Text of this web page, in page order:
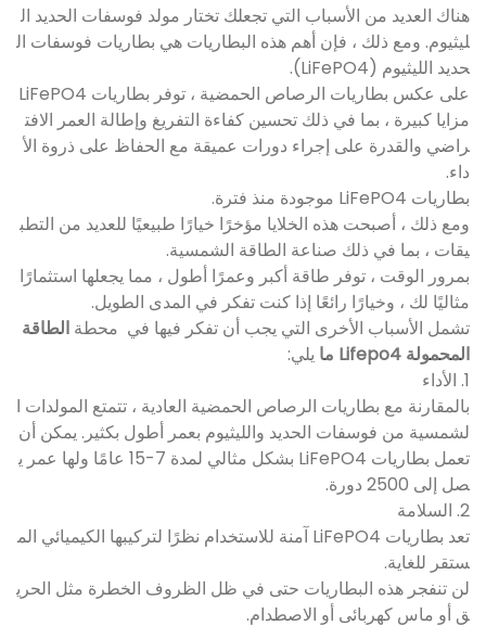
هناك العديد من الأسباب التي تجعلك تختار مولد فوسفات الحديد ال
ليثيوم. ومع ذلك ، فإن أهم هذه البطاريات هي بطاريات فوسفات ال
حديد الليثيوم (LiFePO4).
على عكس بطاريات الرصاص الحمضية ، توفر بطاريات LiFePO4
مزايا كبيرة ، بما في ذلك تحسين كفاءة التفريغ وإطالة العمر الافت
راضي والقدرة على إجراء دورات عميقة مع الحفاظ على ذروة الأ
داء.
بطاريات LiFePO4 موجودة منذ فترة.
ومع ذلك ، أصبحت هذه الخلايا مؤخرًا خيارًا طبيعيًا للعديد من التطب
يقات ، بما في ذلك صناعة الطاقة الشمسية.
بمرور الوقت ، توفر طاقة أكبر وعمرًا أطول ، مما يجعلها استثمارًا
مثاليًا لك ، وخيارًا رائعًا إذا كنت تفكر في المدى الطويل.
تشمل الأسباب الأخرى التي يجب أن تفكر فيها في محطة الطاقة
المحمولة Lifepo4 ما
يلي:
1. الأداء
بالمقارنة مع بطاريات الرصاص الحمضية العادية ، تتمتع المولدات ا
لشمسية من فوسفات الحديد والليثيوم بعمر أطول بكثير. يمكن أن
تعمل بطاريات LiFePO4 بشكل مثالي لمدة 7-15 عامًا ولها عمر ي
صل إلى 2500 دورة.
2. السلامة
تعد بطاريات LiFePO4 آمنة للاستخدام نظرًا لتركيبها الكيميائي الم
ستقر للغاية.
لن تنفجر هذه البطاريات حتى في ظل الظروف الخطرة مثل الحري
ق أو ماس كهربائى أو الاصطدام.